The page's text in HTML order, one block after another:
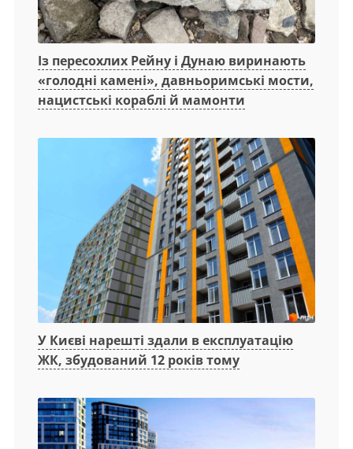
Із пересохлих Рейну і Дунаю виринають
«голодні камені», давньоримські мости,
нацистські кораблі й мамонти
У Києві нарешті здали в експлуатацію
ЖК, збудований 12 років тому